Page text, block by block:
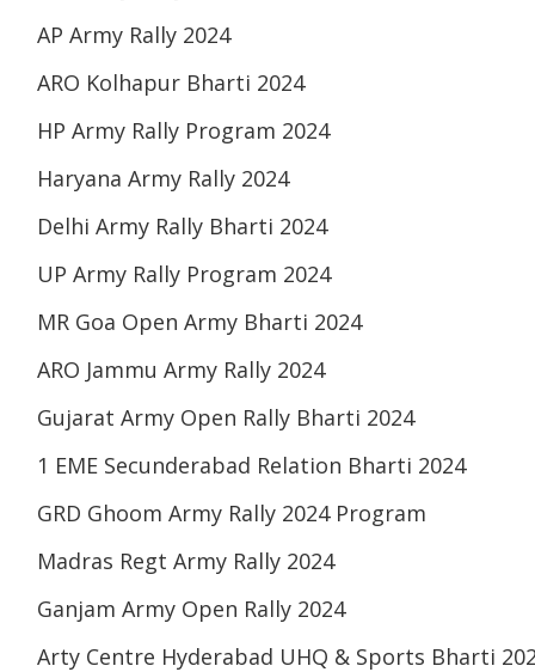
AP Army Rally 2024
ARO Kolhapur Bharti 2024
HP Army Rally Program 2024
Haryana Army Rally 2024
Delhi Army Rally Bharti 2024
UP Army Rally Program 2024
MR Goa Open Army Bharti 2024
ARO Jammu Army Rally 2024
Gujarat Army Open Rally Bharti 2024
1 EME Secunderabad Relation Bharti 2024
GRD Ghoom Army Rally 2024 Program
Madras Regt Army Rally 2024
Ganjam Army Open Rally 2024
Arty Centre Hyderabad UHQ & Sports Bharti